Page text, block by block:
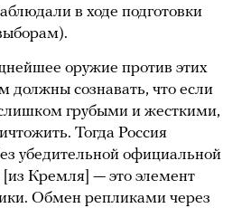
в ходе подготовки
оружие против этих
должны сознавать, что если
грубыми и жесткими,
Тогда Россия
убедительной официальной
[из Кремля] — это элемент
Обмен репликами через